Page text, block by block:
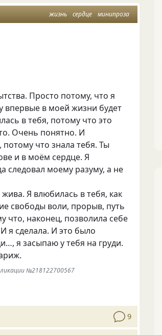
жизнь сердце минипроза
Просто потому, что я
впервые в моей жизни будет
в тебя, потому что это
Очень понятно. И
что знала тебя. Ты
и в моём сердце. Я
следовал моему разуму, а не
Я влюбилась в тебя, как
свободы воли, прорыв, путь
что, наконец, позволила себе
я сделала. И это было
я засыпаю у тебя на груди.
№218122700567
9